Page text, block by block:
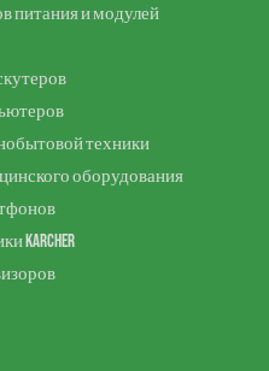
питания и модулей
техники
оборудования
Karcher